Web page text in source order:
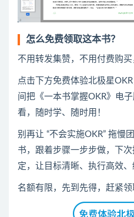
怎么免费领取这本书？
不用转发集赞，不用付费购买
点击下方免费体验北极星OKR
间把《一本书掌握OKR》电
看，随时学、随时用！
别再让 “不会实施OKR” 拖慢
书，跟着步骤一步步做，下
定，让目标清晰、执行高效、
名额有限，先到先得，赶紧领